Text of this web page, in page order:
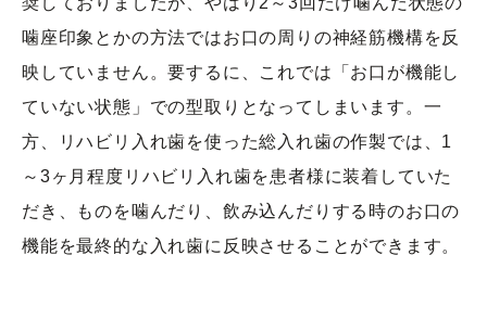
噛座印象とかの方法ではお口の周りの神経筋機構を反
映していません。要するに、これでは「お口が機能し
ていない状態」での型取りとなってしまいます。一
方、リハビリ入れ歯を使った総入れ歯の作製では、1
～3ヶ月程度リハビリ入れ歯を患者様に装着していた
だき、ものを噛んだり、飲み込んだりする時のお口の
機能を最終的な入れ歯に反映させることができます。